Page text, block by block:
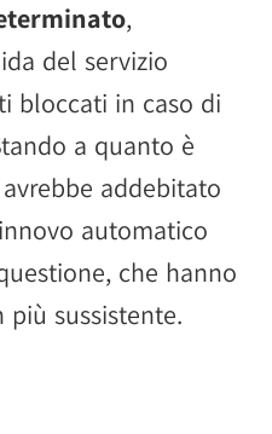
,
del servizio
bloccati in caso di
a quanto è
addebitato
automatico
che hanno
sussistente.